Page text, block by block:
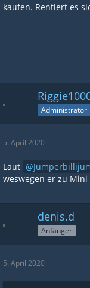
kaufen. Rentiert es
Administrator
5. April 2020
Laut
weswegen er zu
denis.d
Anfänger
5. April 2020